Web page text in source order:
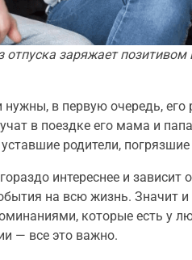
заряжает
в первую очередь, его
в поездке его мама и
родители,
интереснее и зависит
на всю жизнь. Значит и
которые есть у
— все это важно.